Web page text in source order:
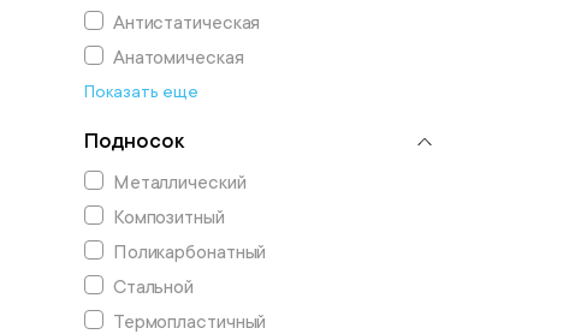
Антистатическая
Анатомическая
Показать еще
Подносок
Металлический
Композитный
Поликарбонатный
Стальной
Термопластичный